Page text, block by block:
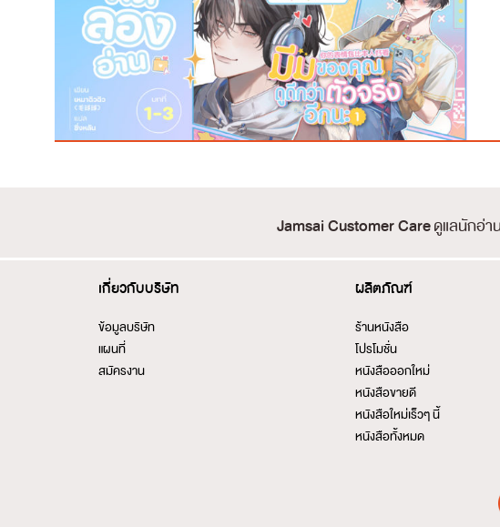
Jamsai Customer Careดูแลนักอ่า
เกี่ยวกับบริษัท
ข้อมูลบริษัท
แผนที่
สมัครงาน
ผลิตภัณฑ์
ร้านหนังสือ
โปรโมชั่น
หนังสือออกใหม่
หนังสือขายดี
หนังสือใหม่เร็วๆ นี้
หนังสือทั้งหมด